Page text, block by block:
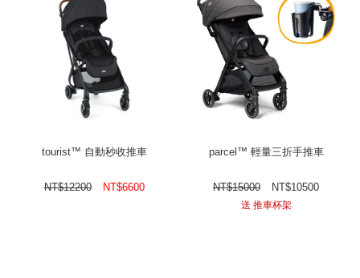
tourist™ 自動秒收推車
NT$12200 NT$6600
parcel™ 輕量三折手推車
NT$15000 NT$10500
送 推車杯架